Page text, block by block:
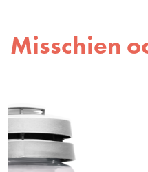
Misschien